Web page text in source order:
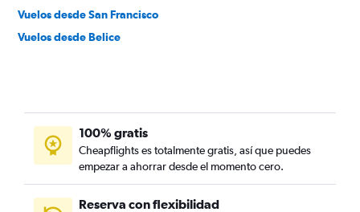
Vuelos desde San Francisco
Vuelos desde Belice
100% gratis
Cheapflights es totalmente gratis, así que puedes
empezar a ahorrar desde el momento cero.
Reserva con flexibilidad